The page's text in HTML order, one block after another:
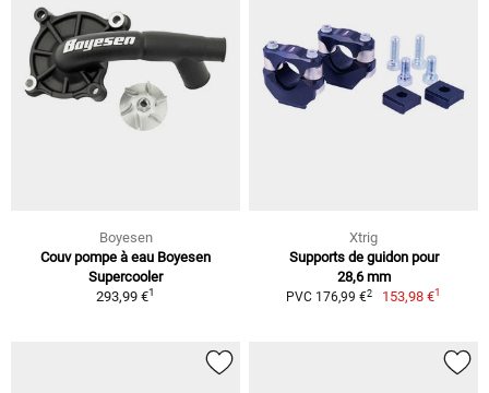
Boyesen
Couv pompe à eau Boyesen
Supercooler
293,99 €1
Xtrig
Supports de guidon pour
28,6 mm
PVC 176,99 €2 153,98 €1